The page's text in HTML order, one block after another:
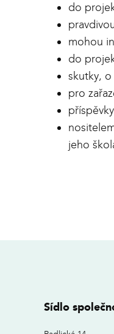
do
mohou
do
skutky,
pro
jeho
Sídlo